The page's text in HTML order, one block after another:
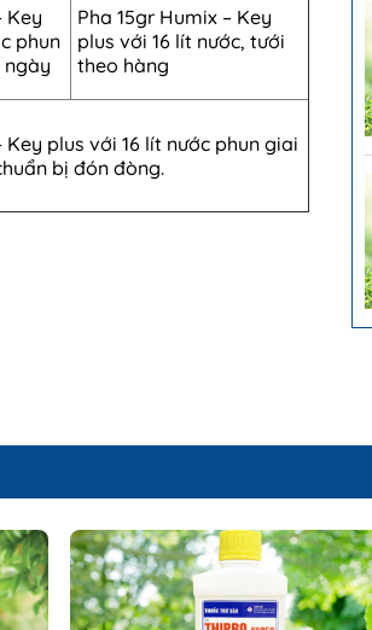
Key
phun
ngày
Pha 15gr Humix – Key
plus với 16 lít nước, tưới
theo hàng
Key plus với 16 lít nước phun giai
bị đón đòng.